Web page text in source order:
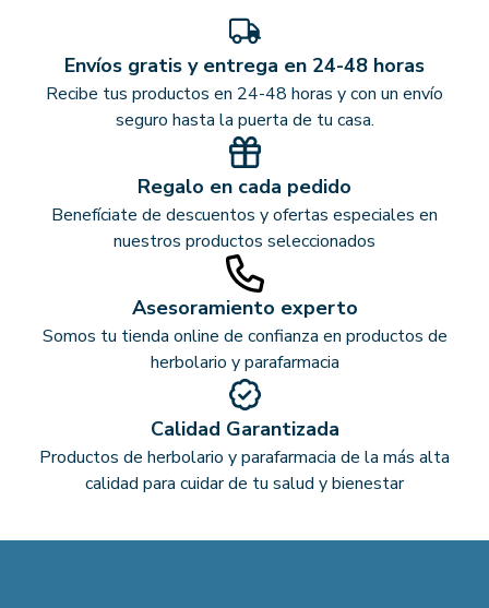
Envíos gratis y entrega en 24-48 horas
Recibe tus productos en 24-48 horas y con un envío
seguro hasta la puerta de tu casa.
Regalo en cada pedido
Benefíciate de descuentos y ofertas especiales en
nuestros productos seleccionados
Asesoramiento experto
Somos tu tienda online de confianza en productos de
herbolario y parafarmacia
Calidad Garantizada
Productos de herbolario y parafarmacia de la más alta
calidad para cuidar de tu salud y bienestar